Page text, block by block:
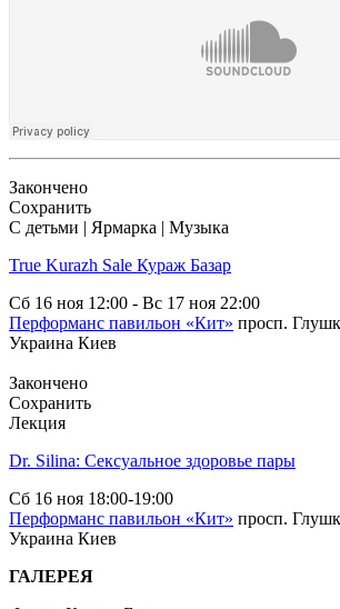
Закончено
Сохранить
С детьми | Ярмарка | Музыка
True Kurazh Sale Кураж Базар
Сб 16 ноя 12:00 - Вс 17 ноя 22:00
Перформанс павильон «Кит» просп.
Украина Киев
Закончено
Сохранить
Лекция
Dr. Silina: Сексуальное здоровье пары
Сб 16 ноя 18:00-19:00
Перформанс павильон «Кит» просп.
Украина Киев
ГАЛЕРЕЯ